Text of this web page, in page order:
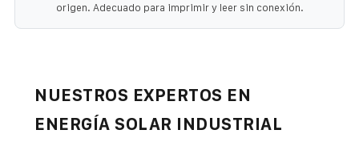
origen. Adecuado para imprimir y leer sin conexión.
NUESTROS EXPERTOS EN
ENERGÍA SOLAR INDUSTRIAL